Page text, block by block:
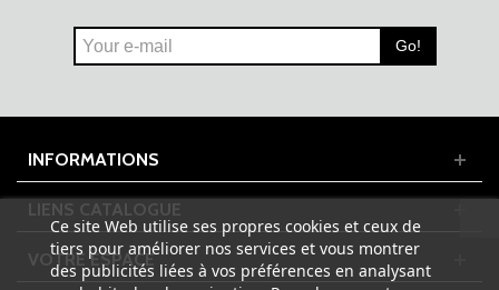
Go!
INFORMATIONS
LIENS CATALOGUE
VOTRE ESPACE
Ce site Web utilise ses propres cookies et ceux de
tiers pour améliorer nos services et vous montrer
des publicités liées à vos préférences en analysant